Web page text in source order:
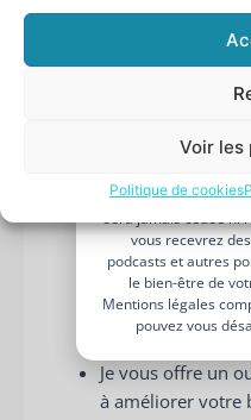
Voir les
Politique de cookies
Que retenir de cet article
maladie ou un
bien-être parental
Chacun à sa
est subjectif)
Les besoins
personnes et/ou
Je vous offre un
à améliorer votre
JE BOOST MON
Je n’aime pas les
sera jamais cédée ni
vous recevrez
podcasts et autres
le bien-être de
Mentions légales
pouvez vous